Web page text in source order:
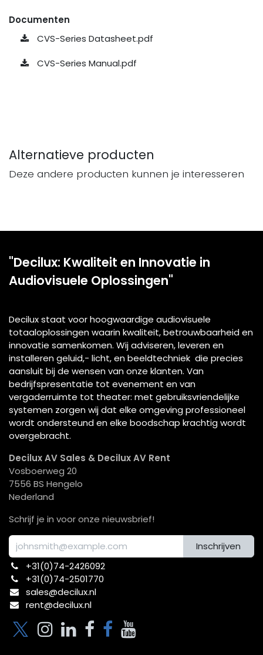
Documenten
CVS-Series Datasheet.pdf
CVS-Series Manual.pdf
Alternatieve producten
Deze andere producten kunnen je interesseren
"Decilux: Kwaliteit en Innovatie in
Audiovisuele Oplossingen"
Decilux staat voor hoogwaardige audiovisuele
totaaloplossingen waarin kwaliteit, betrouwbaarheid en
innovatie samenkomen. Wij adviseren, leveren en
installeren geluid,- licht, en beeldtechniek die precies
aansluit bij de wensen van onze klanten. Van
bedrijfspresentatie tot evenement en van
vergaderruimte tot theater: met gebruiksvriendelijke
systemen zorgen wij dat elke omgeving professioneel
wordt ondersteund en elke boodschap krachtig wordt
overgebracht.
Decilux AV Sales & Decilux AV Rent
Vosboerweg 20
7556 BS Hengelo
Nederland
Schrijf je in voor onze nieuwsbrief!
Inschrijven
+31(0)74-2426092​
+31(0)74-2501770
sales@decilux.nl
rent@decilux.nl